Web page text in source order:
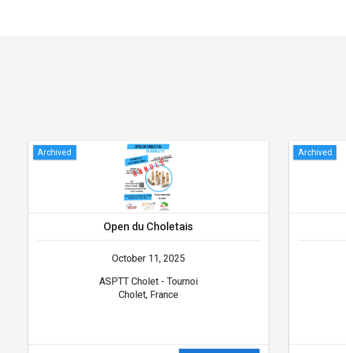
Archived
Open du Choletais
October 11, 2025
ASPTT Cholet - Tournoi
Cholet, France
Archived